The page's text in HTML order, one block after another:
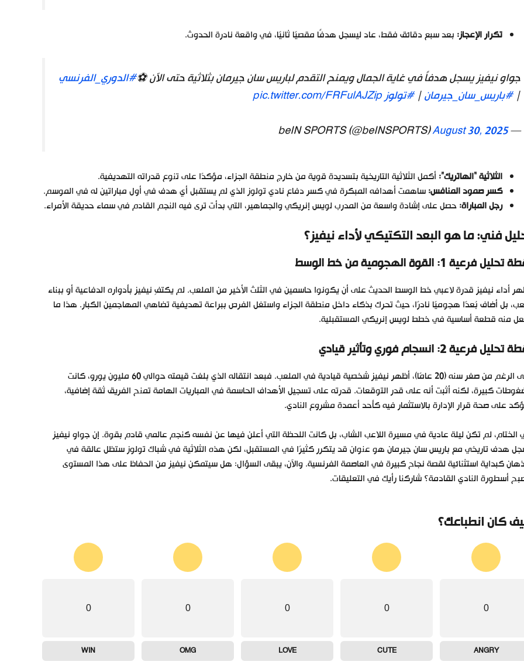
تكرار الإعجاز: بعد سبع دقائق فقط، عاد ليسجل هدفًا مقصيًا ثانيًا، في واقعة نادرة الحدوث.
جواو نيفيز يسجل هدفاً في غاية الجمال ويمنح التقدم لباريس سان جيرمان بثلاثية حتى الآن ⚽️#الدوري_الفرنسي
|#باريس_سان_جيرمان|#تولوزpic.twitter.com/FRFulAJZip
— beIN SPORTS (@beINSPORTS)
August 30, 2025
الثلاثية “الهاتريك”: أكمل الثلاثية التاريخية بتسديدة قوية من خارج منطقة الجزاء، مؤكدًا على تنوع قدراته التهديفية.
كسر صمود المنافس:ساهمت أهدافه المبكرة في كسر دفاع نادي تولوز الذي لم يستقبل أي هدف في أول مباراتين له في الموسم.
رجل المباراة:حصل على إشادة واسعة من المدرب لويس إنريكي والجماهير، التي بدأت ترى فيه النجم القادم في سماء حديقة الأمراء.
فني: ما هو البعد التكتيكي لأداء نيفيز؟
فرعية 1: القوة الهجومية من خط الوسط
أداء نيفيز قدرة لاعبي خط الوسط الحديث على أن يكونوا حاسمين في الثلث الأخير من الملعب. لم يكتفِ نيفيز بأدواره الدفاعية أو ببناء
بل أضاف بُعدًا هجوميًا نادرًا، حيث تحرك بذكاء داخل منطقة الجزاء واستغل الفرص ببراعة تهديفية تضاهي المهاجمين الكبار. هذا ما
منه قطعة أساسية في خطط لويس إنريكي المستقبلية.
فرعية 2: انسجام فوري وتأثير قيادي
على الرغم من صغر سنه (20 عامًا)، أظهر نيفيز شخصية قيادية في الملعب. فبعد انتقاله الذي بلغت قيمته حوالي 60 مليون يورو، كانت
كبيرة، لكنه أثبت أنه على قدر التوقعات. قدرته على تسجيل الأهداف الحاسمة في المباريات الهامة تمنح الفريق ثقة إضافية،
على صحة قرار الإدارة بالاستثمار فيه كأحد أعمدة مشروع النادي.
الختام، لم تكن ليلة عادية في مسيرة اللاعب الشاب، بل كانت اللحظة التي أعلن فيها عن نفسه كنجم عالمي قادم بقوة. إن جواو نيفيز
هدف تاريخي مع باريس سان جيرمان هو عنوان قد يتكرر كثيرًا في المستقبل، لكن هذه الثلاثية في شباك تولوز ستظل عالقة في
كبداية استثنائية لقصة نجاح كبيرة في العاصمة الفرنسية. والآن، يبقى السؤال: هل سيتمكن نيفيز من الحفاظ على هذا المستوى
أسطورة النادي القادمة؟ شاركنا رأيك في التعليقات.
كان انطباعك؟
0
ANGRY
0
CUTE
0
LOVE
0
OMG
0
WIN